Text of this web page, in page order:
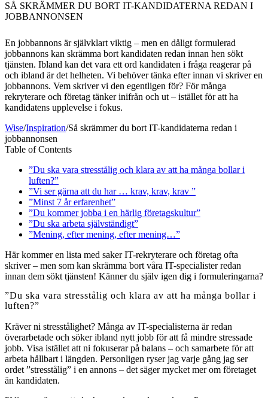
SÅ SKRÄMMER DU BORT IT-KANDIDATERNA REDAN I
JOBBANNONSEN
En jobbannons är självklart viktig – men en dåligt formulerad
jobbannons kan skrämma bort kandidaten redan innan hen sökt
tjänsten. Ibland kan det vara ett ord kandidaten i fråga reagerar på
och ibland är det helheten. Vi behöver tänka efter innan vi skriver en
jobbannons. Vem skriver vi den egentligen för? För många
rekryterare och företag tänker inifrån och ut – istället för att ha
kandidatens upplevelse i fokus.
Wise/Inspiration/Så skrämmer du bort IT-kandidaterna redan i
jobbannonsen
Table of Contents
”Du ska vara stresstålig och klara av att ha många bollar i
luften?”
”Vi ser gärna att du har … krav, krav, krav ”
”Minst 7 år erfarenhet”
”Du kommer jobba i en härlig företagskultur”
”Du ska arbeta självständigt”
”Mening, efter mening, efter mening…”
Här kommer en lista med saker IT-rekryterare och företag ofta
skriver – men som kan skrämma bort våra IT-specialister redan
innan dem sökt tjänsten! Känner du själv igen dig i formuleringarna?
”Du ska vara stresstålig och klara av att ha många bollar i
luften?”
Kräver ni stresstålighet? Många av IT-specialisterna är redan
överarbetade och söker ibland nytt jobb för att få mindre stressade
jobb. Visa istället att ni fokuserar på balans – och samarbete för att
arbeta hållbart i längden. Personligen ryser jag varje gång jag ser
ordet ”stresstålig” i en annons – det säger mycket mer om företaget
än kandidaten.